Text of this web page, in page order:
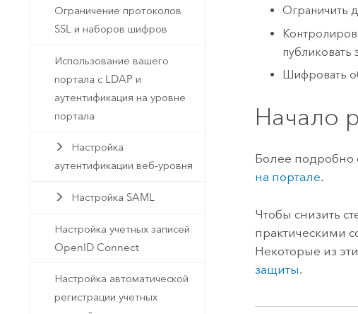
Ограничение протоколов
SSL и наборов шифров
Использование вашего
портала с LDAP и
аутентификация на уровне
портала
Настройка
аутентификации веб-уровня
Настройка SAML
Настройка учетных записей
OpenID Connect
Настройка автоматической
регистрации учетных
Ограничить
публиковать
Шифровать
Начало
Более подробно
на портале.
Чтобы снизить
практическими
Некоторые из
защиты.